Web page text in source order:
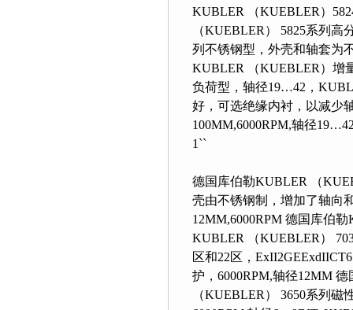
KUBLER （KUEBLER）5824
（KUEBLER） 5825系列高
列不锈钢型，外壳和轴套为
KUBLER （KUEBLER）增
负荷型，轴径19…42，
好，可选绝缘内衬，以减
100MM,6000RPM,轴径
1``
德国库伯勒KUBLER （
壳由不锈钢制，增加了轴
12MM,6000RPM 德国库伯
KUBLER （KUEBLER） 7030系
区和22区，
护，6000RPM,轴径
（KUEBLER） 3650系列磁